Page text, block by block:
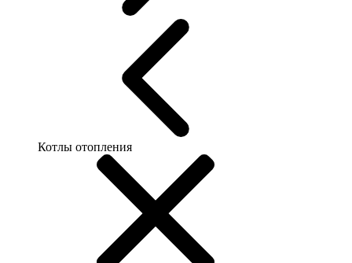
Котлы отопления